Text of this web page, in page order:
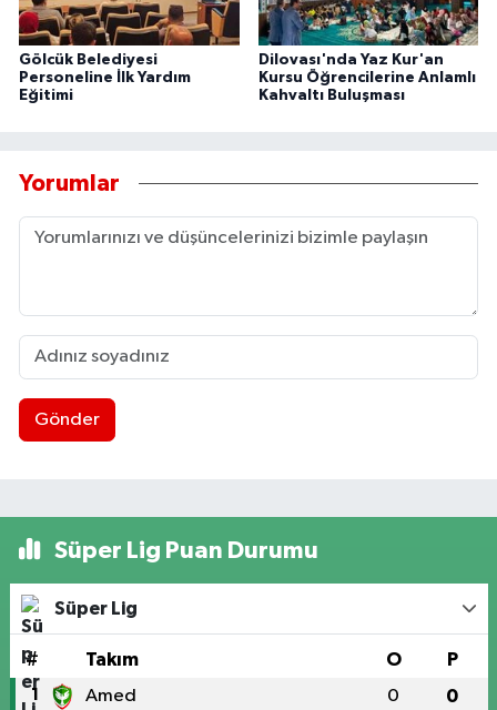
Gölcük Belediyesi
Personeline İlk Yardım
Eğitimi
Dilovası'nda Yaz Kur'an
Kursu Öğrencilerine Anlamlı
Kahvaltı Buluşması
Yorumlar
Gönder
Süper Lig Puan Durumu
Süper Lig
# Takım O P
1 Amed 0 0